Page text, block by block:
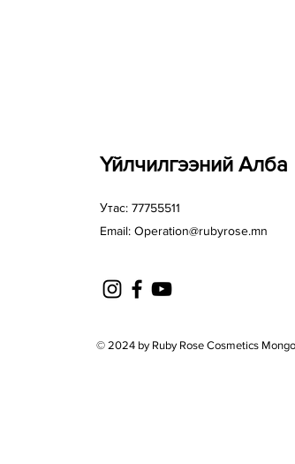
Үйлчилгээний Алба
Утас: 77755511
Email: Operation@rubyrose.mn
© 2024 by Ruby Rose Cosmetics